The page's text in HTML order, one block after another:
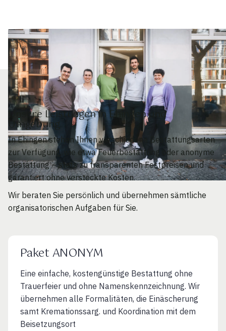
Unsere Leistungen in Ehingen und
Umgebung
In Ehingen stehen Ihnen verschiedene Bestattungsarten
zur Verfügung, wie etwa Feuerbestattung oder anonyme
Bestattung – stets zu transparenten Festpreisen und
garantiert ohne versteckte Kosten.
Wir beraten Sie persönlich und übernehmen sämtliche
organisatorischen Aufgaben für Sie.
Paket ANONYM
Eine einfache, kostengünstige Bestattung ohne
Trauerfeier und ohne Namenskennzeichnung. Wir
übernehmen alle Formalitäten, die Einäscherung
samt Kremationssarg. und Koordination mit dem
Beisetzungsort